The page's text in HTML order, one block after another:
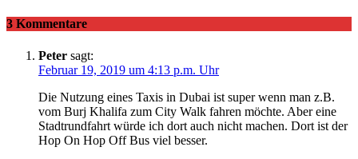
3 Kommentare
Peter sagt:
Februar 19, 2019 um 4:13 p.m. Uhr
Die Nutzung eines Taxis in Dubai ist super wenn man z.B.
vom Burj Khalifa zum City Walk fahren möchte. Aber eine
Stadtrundfahrt würde ich dort auch nicht machen. Dort ist der
Hop On Hop Off Bus viel besser.